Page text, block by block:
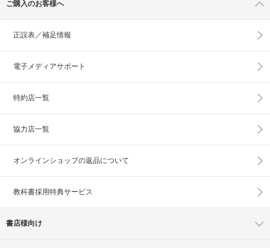
ご購入のお客様へ
正誤表／補足情報
電子メディアサポート
特約店一覧
協力店一覧
オンラインショップの返品について
教科書採用特典サービス
書店様向け